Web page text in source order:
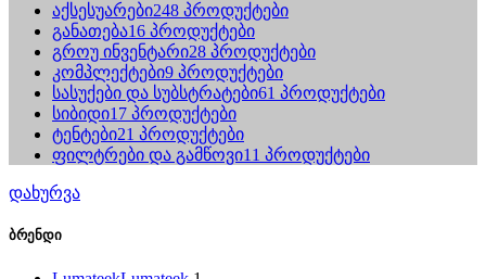
აქსესუარები248 პროდუქტები
განათება16 პროდუქტები
გროუ ინვენტარი28 პროდუქტები
კომპლექტები9 პროდუქტები
სასუქები და სუბსტრატები61 პროდუქტები
სიბიდი17 პროდუქტები
ტენტები21 პროდუქტები
ფილტრები და გამწოვი11 პროდუქტები
დახურვა
ბრენდი